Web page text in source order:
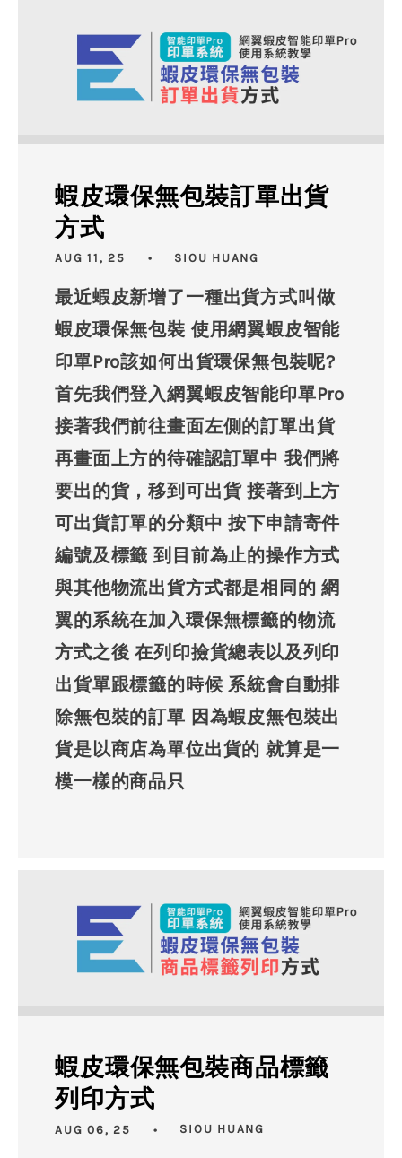
蝦皮環保無包裝訂單出貨
方式
AUG 11, 25 SIOU HUANG
最近蝦皮新增了一種出貨方式叫做
蝦皮環保無包裝 使用網翼蝦皮智能
印單Pro該如何出貨環保無包裝呢?
首先我們登入網翼蝦皮智能印單Pro
接著我們前往畫面左側的訂單出貨
再畫面上方的待確認訂單中 我們將
要出的貨，移到可出貨 接著到上方
可出貨訂單的分類中 按下申請寄件
編號及標籤 到目前為止的操作方式
與其他物流出貨方式都是相同的 網
翼的系統在加入環保無標籤的物流
方式之後 在列印撿貨總表以及列印
出貨單跟標籤的時候 系統會自動排
除無包裝的訂單 因為蝦皮無包裝出
貨是以商店為單位出貨的 就算是一
模一樣的商品只
蝦皮環保無包裝商品標籤
列印方式
AUG 06, 25 SIOU HUANG